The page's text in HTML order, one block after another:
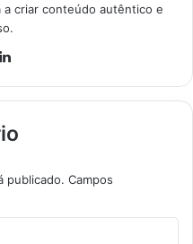
criar conteúdo autêntico e
publicado. Campos